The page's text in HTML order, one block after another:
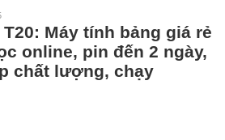
Máy tính bảng giá rẻ
online, pin đến 2 ngày,
chất lượng, chạy